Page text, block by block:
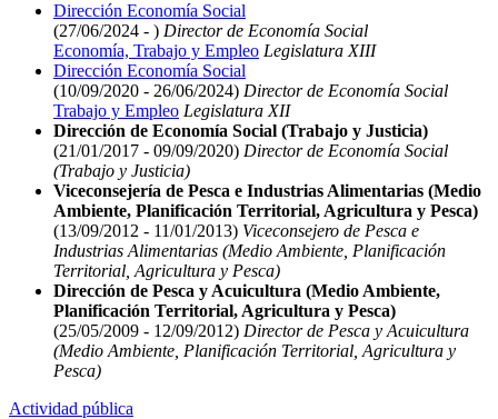
Dirección Economía Social
(27/06/2024 - ) Director de Economía Social
Economía, Trabajo y Empleo Legislatura XIII
Dirección Economía Social
(10/09/2020 - 26/06/2024) Director de Economía Social
Trabajo y Empleo Legislatura XII
Dirección de Economía Social (Trabajo y Justicia)
(21/01/2017 - 09/09/2020) Director de Economía Social
(Trabajo y Justicia)
Viceconsejería de Pesca e Industrias Alimentarias (Medio
Ambiente, Planificación Territorial, Agricultura y Pesca)
(13/09/2012 - 11/01/2013) Viceconsejero de Pesca e
Industrias Alimentarias (Medio Ambiente, Planificación
Territorial, Agricultura y Pesca)
Dirección de Pesca y Acuicultura (Medio Ambiente,
Planificación Territorial, Agricultura y Pesca)
(25/05/2009 - 12/09/2012) Director de Pesca y Acuicultura
(Medio Ambiente, Planificación Territorial, Agricultura y
Pesca)
Actividad pública